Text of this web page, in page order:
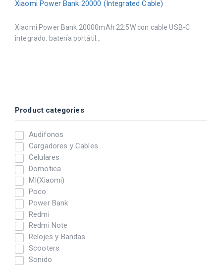
Product categories
Audifonos
Cargadores y Cables
Celulares
Domotica
MI(Xiaomi)
Poco
Power Bank
Redmi
Redmi Note
Relojes y Bandas
Scooters
Sonido
Xiaomi Power Bank 20000 (Integrated Cable)
Xiaomi Power Bank 20000mAh 22.5W con cable USB-C
integrado: batería portátil...